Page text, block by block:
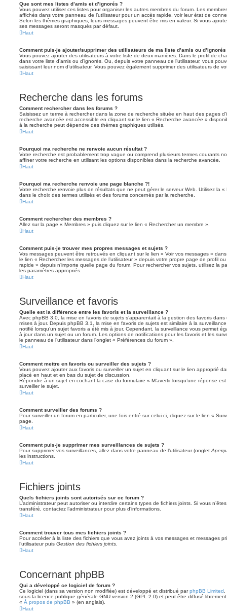
Que sont mes listes d’amis et d’ignorés ?
Vous pouvez utiliser ces listes pour organiser les autres membres du forum. Les
affichés dans votre panneau de l’utilisateur pour un accès rapide, voir leur état de
Selon les thèmes graphiques, leurs messages peuvent être mis en valeur. Si vous
ses messages seront masqués par défaut.
Haut
Comment puis-je ajouter/supprimer des utilisateurs de ma liste d’amis ou d’ignorés
Vous pouvez ajouter des utilisateurs à votre liste de deux manières. Dans le profil de
dans votre liste d’amis ou d’ignorés. Ou, depuis votre panneau de l’utilisateur, vous
saisissant leur nom d’utilisateur. Vous pouvez également supprimer des utilisateurs de
Haut
Recherche dans les forums
Comment rechercher dans les forums ?
Saisissez un terme à rechercher dans la zone de recherche située en haut des pages
recherche avancée est accessible en cliquant sur le lien « Recherche avancée »
à la recherche peut dépendre des thèmes graphiques utilisés.
Haut
Pourquoi ma recherche ne renvoie aucun résultat ?
Votre recherche est probablement trop vague ou comprend plusieurs termes courants
affiner votre recherche en utilisant les options disponibles dans la recherche avancée.
Haut
Pourquoi ma recherche renvoie une page blanche ?!
Votre recherche renvoie plus de résultats que ne peut gérer le serveur Web. Utilisez la
dans le choix des termes utilisés et des forums concernés par la recherche.
Haut
Comment rechercher des membres ?
Allez sur la page « Membres » puis cliquez sur le lien « Rechercher un membre ».
Haut
Comment puis-je trouver mes propres messages et sujets ?
Vos messages peuvent être retrouvés en cliquant sur le lien « Voir vos messages »
le lien « Rechercher les messages de l’utilisateur » depuis votre propre page de profil
rapide » depuis n’importe quelle page du forum. Pour rechercher vos sujets, utilisez la
les paramètres appropriés.
Haut
Surveillance et favoris
Quelle est la différence entre les favoris et la surveillance ?
Avec phpBB 3.0, la mise en favoris de sujets s’apparentait à la gestion des favoris
mises à jour. Depuis phpBB 3.1, la mise en favoris de sujets est similaire à la
notifié lorsqu’un sujet favoris a été mis à jour. Cependant, la surveillance vous permet
à jour dans un sujet ou un forum. Les options de notifications pour les favoris et les
le panneau de l’utilisateur dans l’onglet « Préférences du forum ».
Haut
Comment mettre en favoris ou surveiller des sujets ?
Vous pouvez ajouter aux favoris ou surveiller un sujet en cliquant sur le lien approprié
placé en haut et en bas du sujet de discussion.
Répondre à un sujet en cochant la case du formulaire « M’avertir lorsqu’une réponse
surveiller le sujet.
Haut
Comment surveiller des forums ?
Pour surveiller un forum en particulier, une fois entré sur celui-ci, cliquez sur le lien «
page.
Haut
Comment puis-je supprimer mes surveillances de sujets ?
Pour supprimer vos surveillances, allez dans votre panneau de l’utilisateur (onglet
les instructions.
Haut
Fichiers joints
Quels fichiers joints sont autorisés sur ce forum ?
L’administrateur peut autoriser ou interdire certains types de fichiers joints. Si vous
transféré, contactez l’administrateur pour plus d’informations.
Haut
Comment trouver tous mes fichiers joints ?
Pour accéder à la liste des fichiers que vous avez joints à vos messages et messages
l’utilisateur puis Gestion des fichiers joints
Haut
Concernant phpBB
Qui a développé ce logiciel de forum ?
Ce logiciel (dans sa version non modifiée) est développé et distribué parphpBB Limited
sous la licence publique générale GNU version 2 (GPL-2.0) et peut être diffusé
« À propos de phpBB » (en anglais).
Haut